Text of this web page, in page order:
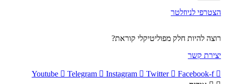
הצטרפי לניוזלטר
רוצה להיות חלק מפוליטיקלי קוראת?
יצירת קשר
Youtube Telegram Instagram Twitter
Facebook-f